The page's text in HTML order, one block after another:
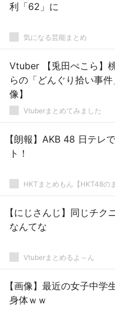
利「62」に
気になる芸能まとめ
Vtuber 【兎田ぺこら】
らの「どんぐり拾い事
像】
Vtuberまとめてみました
【朗報】AKB 48 日テ
ト！
HKTまとめもん【HKT48の
【にじさんじ】同じチク
なんてな
Vtuberまとめるよ～ん
【画像】最近の女子中学
身体ｗｗ